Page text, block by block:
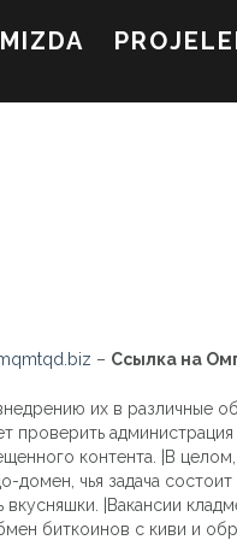
– Ссылка на
их в различные
контента. |В
чья задача
|Вакансии
биткоинов с киви и